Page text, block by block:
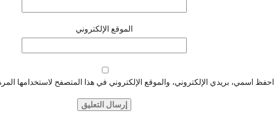
الموقع الإلكتروني
احفظ اسمي، بريدي الإلكتروني، والموقع الإلكتروني في هذا المتصفح لاستخدامها